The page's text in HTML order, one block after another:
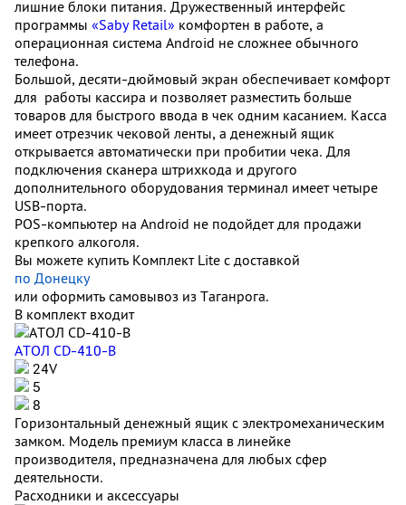
лишние блоки питания. Дружественный интерфейс
программы «Saby Retail» комфортен в работе, а
операционная система Android не сложнее обычного
телефона.
Большой, десяти-дюймовый экран обеспечивает комфорт
для работы кассира и позволяет разместить больше
товаров для быстрого ввода в чек одним касанием. Касса
имеет отрезчик чековой ленты, а денежный ящик
открывается автоматически при пробитии чека. Для
подключения сканера штрихкода и другого
дополнительного оборудования терминал имеет четыре
USB-порта.
POS-компьютер на Android не подойдет для продажи
крепкого алкоголя.
Вы можете купить Комплект Lite с доставкой
по Донецку
или оформить самовывоз из Таганрога.
В комплект входит
АТОЛ CD-410-В
24V
5
8
Горизонтальный денежный ящик с электромеханическим
замком. Модель премиум класса в линейке
производителя, предназначена для любых сфер
деятельности.
Расходники и аксессуары